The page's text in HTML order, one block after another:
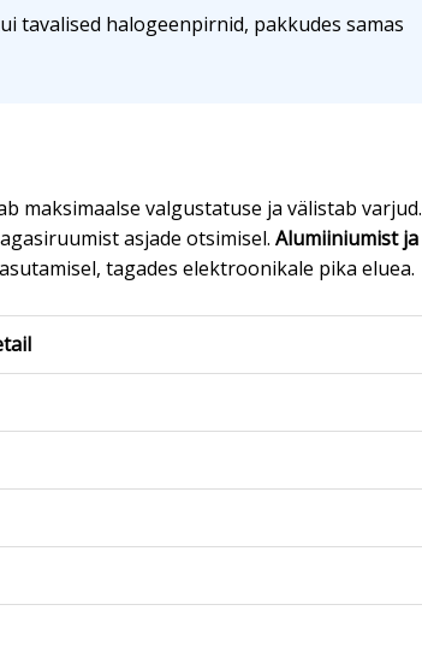
tavalised halogeenpirnid, pakkudes samas
maksimaalse valgustatuse ja välistab varjud.
asjade otsimisel. Alumiiniumist ja
tagades elektroonikale pika eluea.